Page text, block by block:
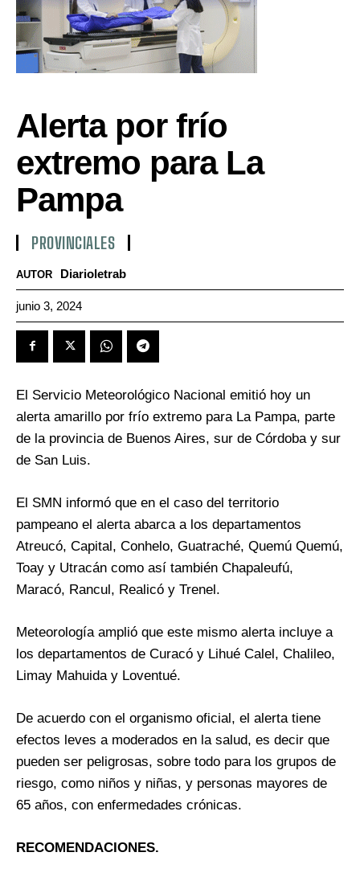
Alerta por frío
extremo para La
Pampa
PROVINCIALES
AUTOR Diarioletrab
junio 3, 2024
El Servicio Meteorológico Nacional emitió hoy un
alerta amarillo por frío extremo para La Pampa, parte
de la provincia de Buenos Aires, sur de Córdoba y sur
de San Luis.
El SMN informó que en el caso del territorio
pampeano el alerta abarca a los departamentos
Atreucó, Capital, Conhelo, Guatraché, Quemú Quemú,
Toay y Utracán como así también Chapaleufú,
Maracó, Rancul, Realicó y Trenel.
Meteorología amplió que este mismo alerta incluye a
los departamentos de Curacó y Lihué Calel, Chalileo,
Limay Mahuida y Loventué.
De acuerdo con el organismo oficial, el alerta tiene
efectos leves a moderados en la salud, es decir que
pueden ser peligrosas, sobre todo para los grupos de
riesgo, como niños y niñas, y personas mayores de
65 años, con enfermedades crónicas.
RECOMENDACIONES.